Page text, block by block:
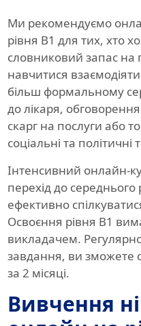
Ми рекомендуємо
рівня B1 для тих, хто
словниковий запас на
навчитися
більш формальному
до лікаря,
скарг на послуги або
соціальні та політичні
Інтенсивний онлайн-
перехід до
ефективно
Освоєння рівня B1
викладачем.
завдання, ви зможете
за 2 місяці.
Вивчення